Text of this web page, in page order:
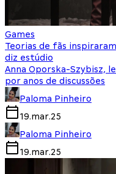
Games
Teorias de fãs
diz estúdio
Anna Oporska-Szybisz,
por anos de discussões
Paloma Pinheiro
19.mar.25
Paloma Pinheiro
19.mar.25